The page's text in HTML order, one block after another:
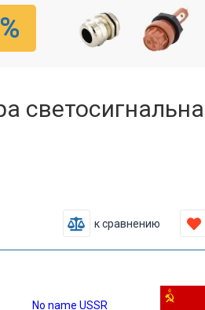
к сравнению
No name USSR